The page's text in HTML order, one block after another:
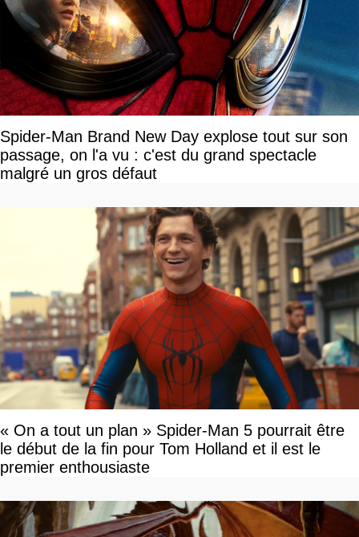
Spider-Man Brand New Day explose tout sur son
passage, on l'a vu : c'est du grand spectacle
malgré un gros défaut
« On a tout un plan » Spider-Man 5 pourrait être
le début de la fin pour Tom Holland et il est le
premier enthousiaste